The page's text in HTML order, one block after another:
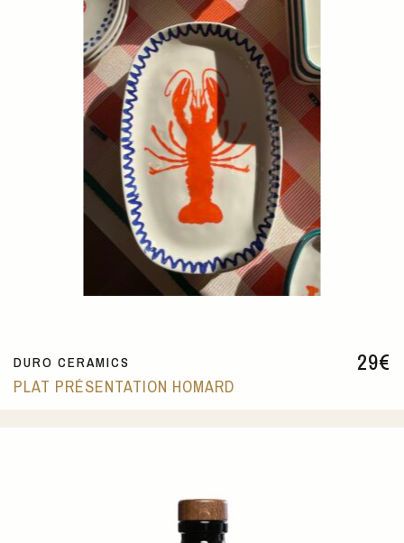
29€
DURO CERAMICS
PLAT PRÉSENTATION HOMARD